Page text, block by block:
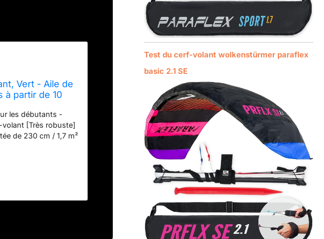
Vert - Aile de
à partir de 10
les débutants -
[Très robuste]
de 230 cm / 1,7 m²
de pilotage avec
et facile [Détails du
= Dyneema -
Test du cerf-volant wolkenstürmer paraflex
basic 2.1 SE